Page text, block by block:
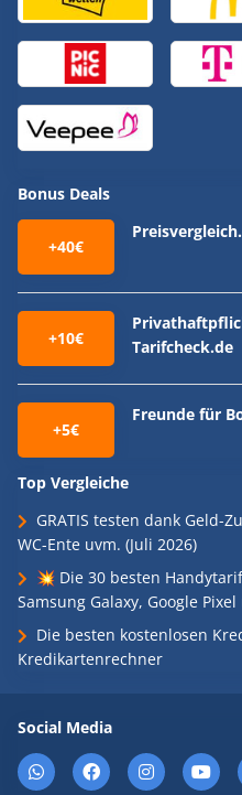
Bonus Deals
+40€
+10€
Tarifcheck.de
+5€
Freunde für
Top Vergleiche
GRATIS testen dank Geld-
WC-Ente uvm. (Juli 2026)
💥 Die 30 besten
Samsung Galaxy, Google
Die besten kostenlosen
Kredikartenrechner
Social Media